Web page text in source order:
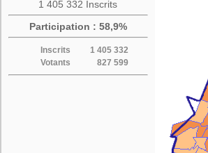
1 405 332 Inscrits
Participation : 58,9%
Inscrits
1 405 332
Votants
827 599